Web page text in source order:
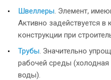
Швеллеры. Элемент,
Активно задействуется в
конструкции при
Трубы. Значительно
рабочей среды (холодная
воды).